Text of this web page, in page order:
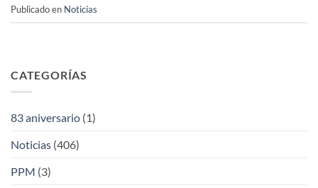
Publicado en Noticias
CATEGORÍAS
83 aniversario (1)
Noticias (406)
PPM (3)